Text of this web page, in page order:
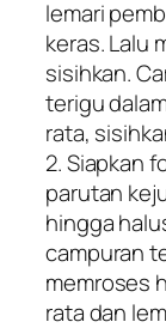
lemari
keras. Lalu
sisihkan.
terigu
rata,
2. Siapkan
parutan
hingga
campuran
memroses
rata dan